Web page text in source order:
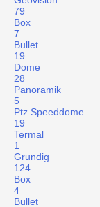
79
Box
7
Bullet
19
Dome
28
Panoramik
5
Ptz Speeddome
19
Termal
1
Grundig
124
Box
4
Bullet